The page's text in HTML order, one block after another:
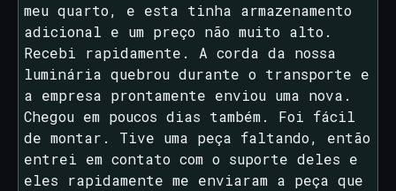
meu quarto, e esta tinha armazenamento
adicional e um preço não muito alto.
Recebi rapidamente. A corda da nossa
luminária quebrou durante o transporte e
a empresa prontamente enviou uma nova.
Chegou em poucos dias também. Foi fácil
de montar. Tive uma peça faltando, então
entrei em contato com o suporte deles e
eles rapidamente me enviaram a peça que